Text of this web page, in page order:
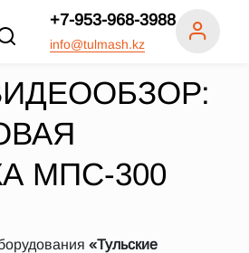
+7-953-968-3988
info@tulmash.kz
МПС-300
«Тульские